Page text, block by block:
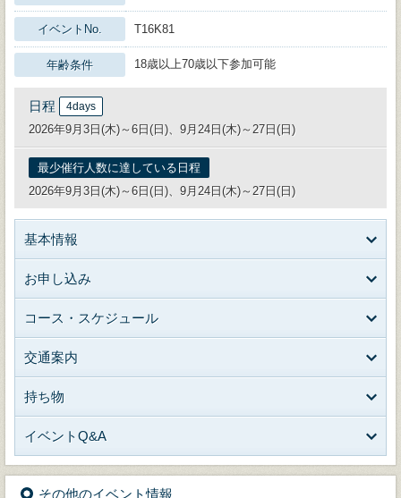
イベントNo. T16K81
年齢条件 18歳以上70歳以下参加可能
日程 4days
2026年9月3日(木)～6日(日)、9月24日(木)～27日(日)
最少催行人数に達している日程
2026年9月3日(木)～6日(日)、9月24日(木)～27日(日)
基本情報
お申し込み
コース・スケジュール
交通案内
持ち物
イベントQ&A
その他のイベント情報